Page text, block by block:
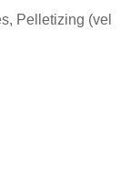
Pelletizing (vel